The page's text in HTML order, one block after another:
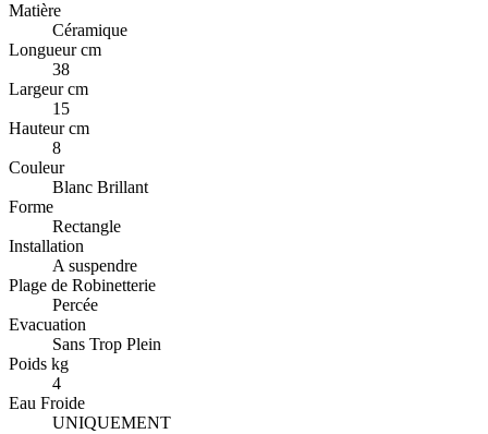
Matière
Céramique
Longueur cm
38
Largeur cm
15
Hauteur cm
8
Couleur
Blanc Brillant
Forme
Rectangle
Installation
A suspendre
Plage de Robinetterie
Percée
Evacuation
Sans Trop Plein
Poids kg
4
Eau Froide
UNIQUEMENT